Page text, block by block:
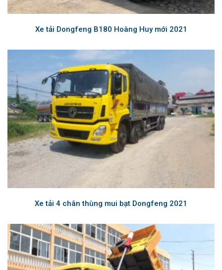
Xe tải Dongfeng B180 Hoàng Huy mới 2021
Xe tải 4 chân thùng mui bạt Dongfeng 2021